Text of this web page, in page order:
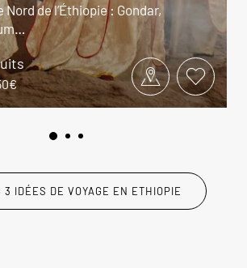
de l’Éthiopie : Gondar,
3 IDÉES DE VOYAGE EN ETHIOPIE